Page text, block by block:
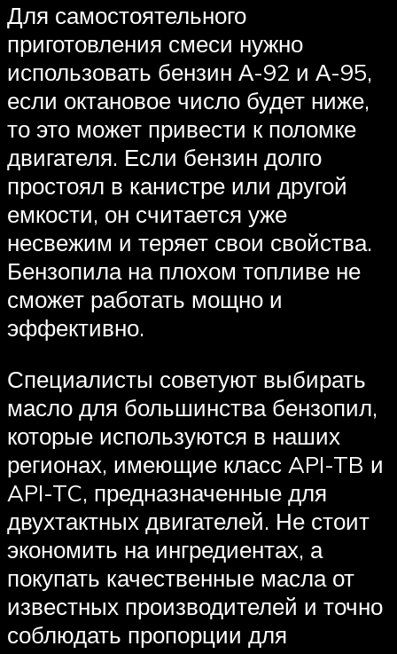
Для самостоятельного
приготовления смеси нужно
использовать бензин А-92 и А-95,
если октановое число будет ниже,
то это может привести к поломке
двигателя. Если бензин долго
простоял в канистре или другой
емкости, он считается уже
несвежим и теряет свои свойства.
Бензопила на плохом топливе не
сможет работать мощно и
эффективно.
Специалисты советуют выбирать
масло для большинства бензопил,
которые используются в наших
регионах, имеющие класс API-TB и
API-TC, предназначенные для
двухтактных двигателей. Не стоит
экономить на ингредиентах, а
покупать качественные масла от
известных производителей и точно
соблюдать пропорции для